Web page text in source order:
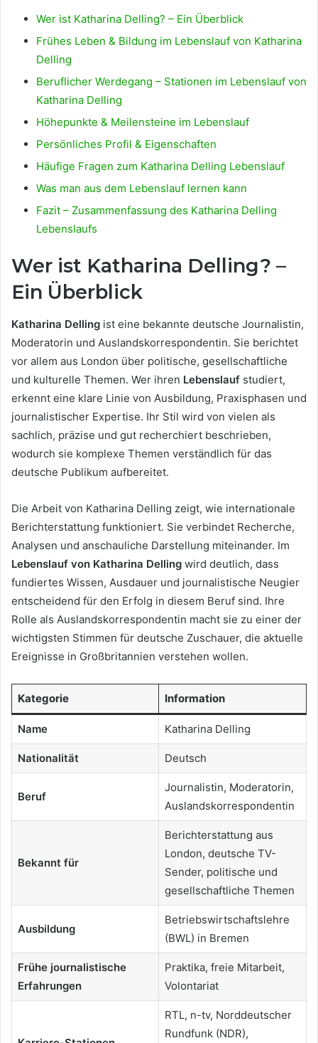
Wer ist Katharina Delling? – Ein Überblick
Frühes Leben & Bildung im Lebenslauf von Katharina
Delling
Beruflicher Werdegang – Stationen im Lebenslauf von
Katharina Delling
Höhepunkte & Meilensteine im Lebenslauf
Persönliches Profil & Eigenschaften
Häufige Fragen zum Katharina Delling Lebenslauf
Was man aus dem Lebenslauf lernen kann
Fazit – Zusammenfassung des Katharina Delling
Lebenslaufs
Wer ist Katharina Delling? –
Ein Überblick
Katharina Delling ist eine bekannte deutsche Journalistin,
Moderatorin und Auslandskorrespondentin. Sie berichtet
vor allem aus London über politische, gesellschaftliche
und kulturelle Themen. Wer ihren Lebenslauf studiert,
erkennt eine klare Linie von Ausbildung, Praxisphasen und
journalistischer Expertise. Ihr Stil wird von vielen als
sachlich, präzise und gut recherchiert beschrieben,
wodurch sie komplexe Themen verständlich für das
deutsche Publikum aufbereitet.
Die Arbeit von Katharina Delling zeigt, wie internationale
Berichterstattung funktioniert. Sie verbindet Recherche,
Analysen und anschauliche Darstellung miteinander. Im
Lebenslauf von Katharina Delling wird deutlich, dass
fundiertes Wissen, Ausdauer und journalistische Neugier
entscheidend für den Erfolg in diesem Beruf sind. Ihre
Rolle als Auslandskorrespondentin macht sie zu einer der
wichtigsten Stimmen für deutsche Zuschauer, die aktuelle
Ereignisse in Großbritannien verstehen wollen.
Kategorie Information
Name Katharina Delling
Nationalität Deutsch
Beruf
Journalistin, Moderatorin,
Auslandskorrespondentin
Bekannt für
Berichterstattung aus
London, deutsche TV-
Sender, politische und
gesellschaftliche Themen
Ausbildung
Betriebswirtschaftslehre
(BWL) in Bremen
Frühe journalistische
Erfahrungen
Praktika, freie Mitarbeit,
Volontariat
RTL, n-tv, Norddeutscher
Rundfunk (NDR),